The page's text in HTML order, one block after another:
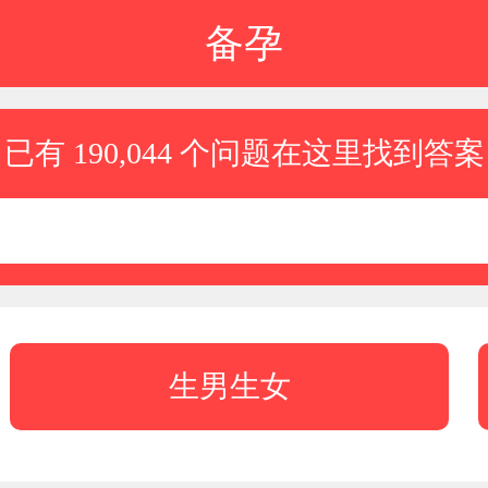
备孕
已有 190,044 个问题在这里找到答案
生男生女